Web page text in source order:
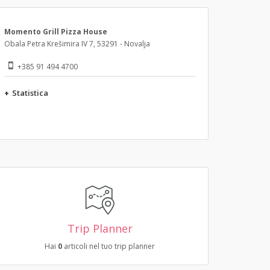
Momento Grill Pizza House
Obala Petra Krešimira IV 7, 53291 - Novalja
+385 91 494 4700
+ Statistica
Trip Planner
Hai 0 articoli nel tuo trip planner